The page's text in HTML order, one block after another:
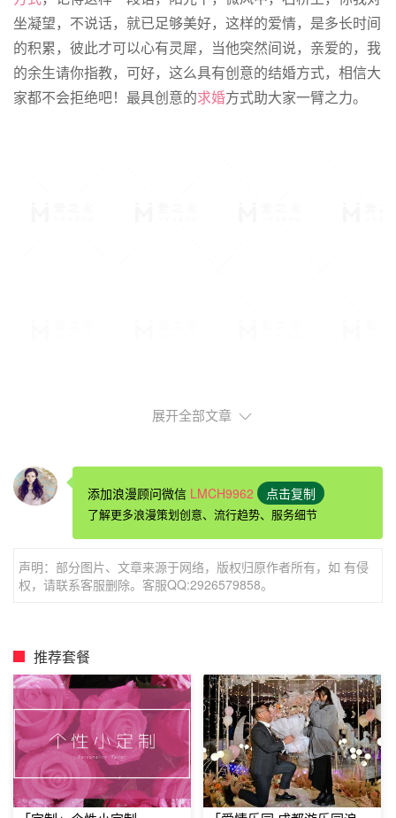
坐凝望，不说话，就已足够美好，这样的爱情，是多长时间
的积累，彼此才可以心有灵犀，当他突然间说，亲爱的，我
的余生请你指教，可好，这么具有创意的结婚方式，相信大
家都不会拒绝吧！最具创意的求婚方式助大家一臂之力。
浪漫求婚方式一、用心制作视频求婚
是平时两个人的照片，以时间为轴线，制作一个感人的视
频。视频中也可以包含其他的一些内容，比如父母认可儿媳
妇的视频，自己用心制作的礼物，自己亲手写的情书等，这
些可以很浪漫 但却不会花费太多的钱。
展开全部文章
添加浪漫顾问微信 LMCH9962 点击复制
了解更多浪漫策划创意、流行趋势、服务细节
声明：部分图片、文章来源于网络，版权归原作者所有，如 有侵
权，请联系客服删除。客服QQ:2926579858。
推荐套餐